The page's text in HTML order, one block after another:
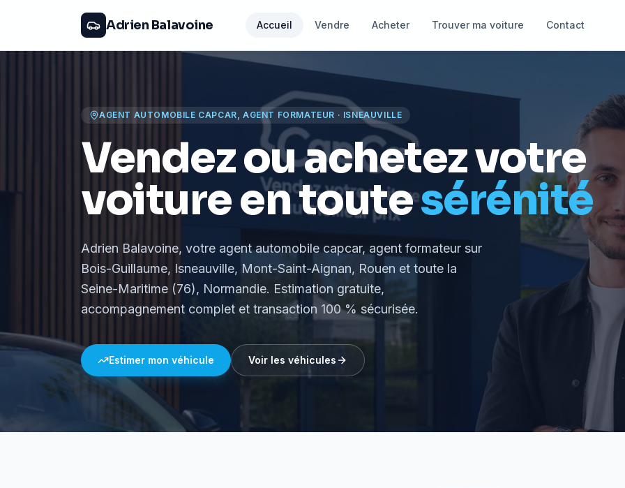
Adrien Balavoine Accueil Vendre Acheter Trouver ma voiture Contact
AGENT AUTOMOBILE CAPCAR, AGENT FORMATEUR · ISNEAUVILLE
Vendez ou achetez votre
voiture en toutesérénité
Adrien Balavoine, votre agent automobile capcar, agent formateur sur
Bois-Guillaume, Isneauville, Mont-Saint-Aignan, Rouen et toute la
Seine-Maritime (76), Normandie. Estimation gratuite,
accompagnement complet et transaction 100 % sécurisée.
Estimer mon véhicule Voir les véhicules